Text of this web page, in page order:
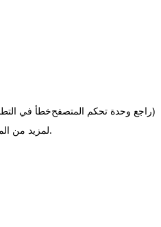
خطأ في(راجع وحدة تحكم المتصفح
لمزيد من.